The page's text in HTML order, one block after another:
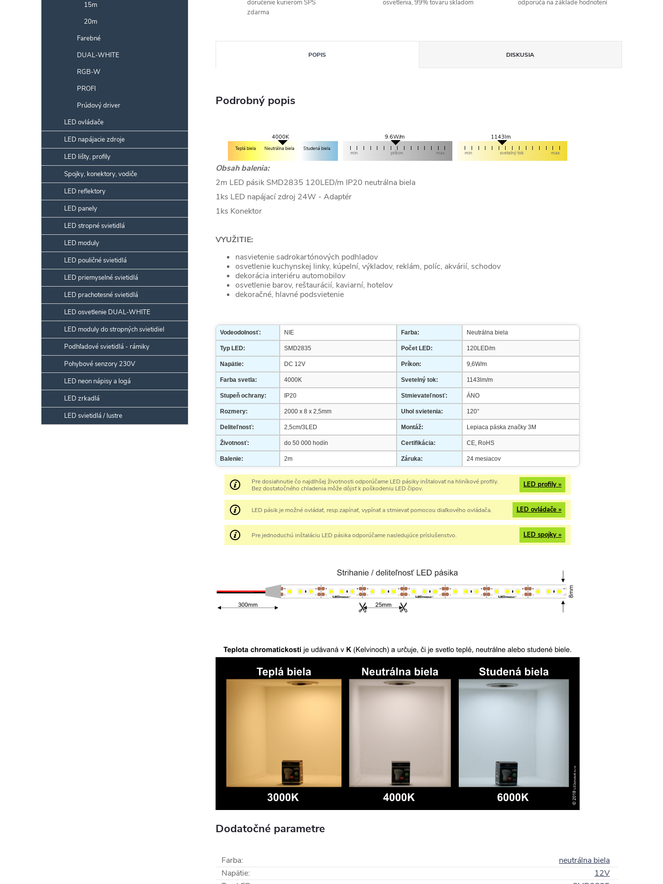
15m
20m
Farebné
DUAL-WHITE
RGB-W
PROFI
Prúdový driver
LED ovládače
LED napájacie zdroje
LED lišty, profily
Spojky, konektory, vodiče
LED reflektory
LED panely
LED stropné svietidlá
LED moduly
LED pouličné svietidlá
LED priemyselné svietidlá
LED prachotesné svietidlá
LED osvetlenie DUAL-WHITE
LED moduly do stropných svietidiel
Podhľadové svietidlá - rámiky
Pohybové senzory 230V
LED neon nápisy a logá
LED zrkadlá
LED svietidlá / lustre
doručenie kurierom SPS
zdarma
osvetlenia, 99% tovaru skladom
odporúča na základe hodnotení
POPIS DISKUSIA
Podrobný popis
4000K
Teplá biela Neutrálna biela Studená biela
9.6W/m
min príkon max
1143lm
min svetelný tok max
Obsah balenia:
2m LED pásik SMD2835 120LED/m IP20 neutrálna biela
1ks LED napájací zdroj 24W - Adaptér
1ks Konektor
VYUŽITIE:
nasvietenie sadrokartónových podhladov
osvetlenie kuchynskej linky, kúpelní, výkladov, reklám, políc, akvárií, schodov
dekorácia interiéru automobilov
osvetlenie barov, reštaurácií, kaviarní, hotelov
dekoračné, hlavné podsvietenie
Vodeodolnosť: NIE Farba: Neutrálna biela
Typ LED: SMD2835 Počet LED: 120LED/m
Napätie: DC 12V Príkon: 9,6W/m
Farba svetla: 4000K Svetelný tok: 1143lm/m
Stupeň ochrany: IP20 Stmievateľnosť: ÁNO
Rozmery: 2000 x 8 x 2,5mm Uhol svietenia: 120°
Deliteľnosť: 2,5cm/3LED Montáž: Lepiaca páska značky 3M
Životnosť: do 50 000 hodín Certifikácia: CE, RoHS
Balenie: 2m Záruka: 24 mesiacov
Pre dosiahnutie čo najdlhšej životnosti odporúčame LED pásiky inštalovať na hliníkové profily.
Bez dostatočného chladenia môže dôjsť k poškodeniu LED čipov.
LED profily »
LED pásik je možné ovládať, resp.zapínať, vypínať a stmievať pomocou diaľkového ovládača. LED ovládače »
Pre jednoduchú inštaláciu LED pásika odporúčame nasledujúce príslušenstvo. LED spojky »
Dodatočné parametre
Farba:
neutrálna biela
Napätie:
12V